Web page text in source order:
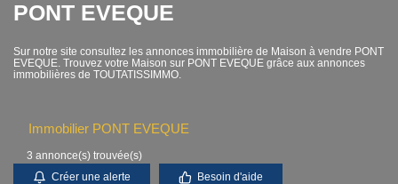
Contact
PONT EVEQUE
Sur notre site consultez les annonces immobilière de Maison à vendre PONT
EVEQUE. Trouvez votre Maison sur PONT EVEQUE grâce aux annonces
immobilières de TOUTATISSIMMO.
Immobilier PONT EVEQUE
3 annonce(s) trouvée(s)
Créer une alerte
Besoin d'aide